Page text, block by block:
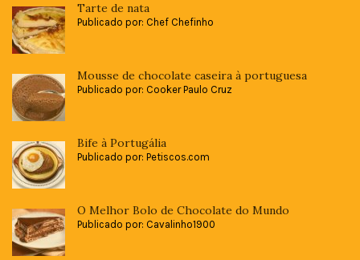
Tarte de nata
Publicado por: Chef Chefinho
Mousse de chocolate caseira à portuguesa
Publicado por: Cooker Paulo Cruz
Bife à Portugália
Publicado por: Petiscos.com
O Melhor Bolo de Chocolate do Mundo
Publicado por: Cavalinho1900